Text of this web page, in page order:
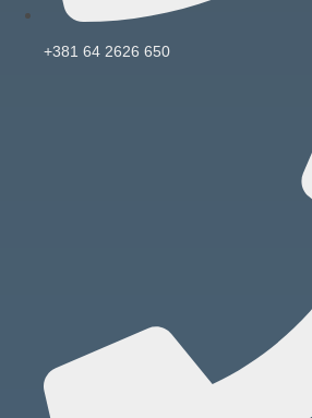
+381 64 2626 650